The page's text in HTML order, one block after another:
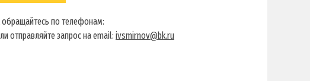
по телефонам:
отправляйте запрос на email: ivsmirnov@bk.ru